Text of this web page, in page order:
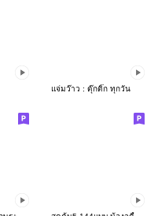
แจ่มว๊าว : ดุ๊กดิ๊ก ทุกวัน